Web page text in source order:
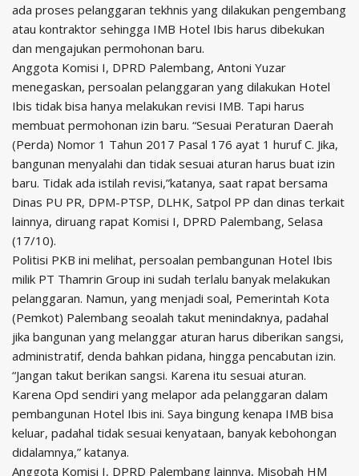
ada proses pelanggaran tekhnis yang dilakukan pengembang
atau kontraktor sehingga IMB Hotel Ibis harus dibekukan
dan mengajukan permohonan baru.
Anggota Komisi I, DPRD Palembang, Antoni Yuzar
menegaskan, persoalan pelanggaran yang dilakukan Hotel
Ibis tidak bisa hanya melakukan revisi IMB. Tapi harus
membuat permohonan izin baru. “Sesuai Peraturan Daerah
(Perda) Nomor 1 Tahun 2017 Pasal 176 ayat 1 huruf C. Jika,
bangunan menyalahi dan tidak sesuai aturan harus buat izin
baru. Tidak ada istilah revisi,”katanya, saat rapat bersama
Dinas PU PR, DPM-PTSP, DLHK, Satpol PP dan dinas terkait
lainnya, diruang rapat Komisi I, DPRD Palembang, Selasa
(17/10).
Politisi PKB ini melihat, persoalan pembangunan Hotel Ibis
milik PT Thamrin Group ini sudah terlalu banyak melakukan
pelanggaran. Namun, yang menjadi soal, Pemerintah Kota
(Pemkot) Palembang seoalah takut menindaknya, padahal
jika bangunan yang melanggar aturan harus diberikan sangsi,
administratif, denda bahkan pidana, hingga pencabutan izin.
“Jangan takut berikan sangsi. Karena itu sesuai aturan.
Karena Opd sendiri yang melapor ada pelanggaran dalam
pembangunan Hotel Ibis ini. Saya bingung kenapa IMB bisa
keluar, padahal tidak sesuai kenyataan, banyak kebohongan
didalamnya,” katanya.
Anggota Komisi I, DPRD Palembang lainnya, Misobah HM